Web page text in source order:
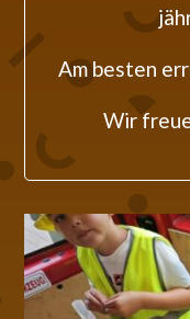
Am besten
Wir